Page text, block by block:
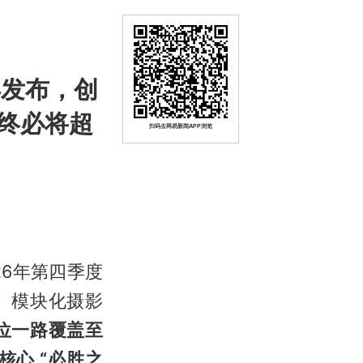
布，创
必将超
年第四季度
模块化摄影
一路覆盖至
扫码去网易新闻APP浏览